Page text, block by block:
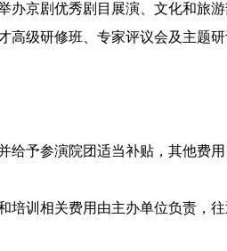
办京剧优秀剧目展演、文化和旅
高级研修班、专家评议会及主题研
给予参演院团适当补贴，其他费用
培训相关费用由主办单位负责，